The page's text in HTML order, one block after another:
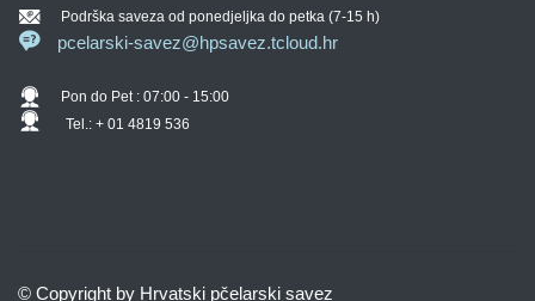
Podrška saveza od ponedjeljka do petka (7-15 h)
pcelarski-savez@hpsavez.tcloud.hr
Pon do Pet : 07:00 - 15:00
Tel.: + 01 4819 536
© Copyright by Hrvatski pčelarski savez